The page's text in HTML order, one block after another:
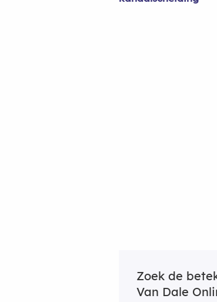
Zoek de
Van Dale